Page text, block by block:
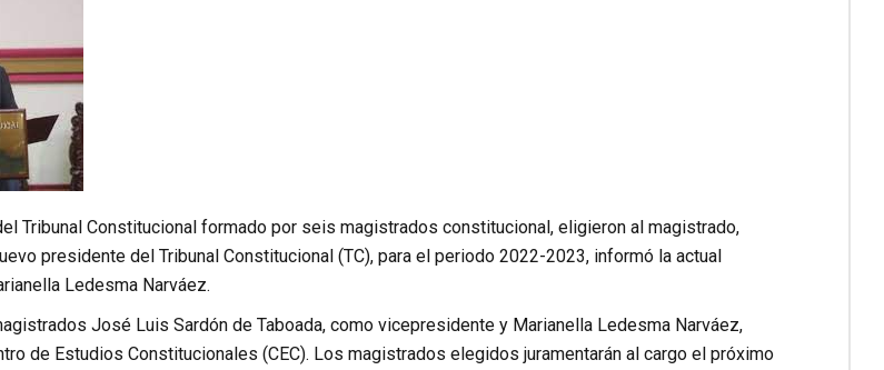
Tribunal Constitucional formado por seis magistrados constitucional, eligieron al magistrado,
presidente del Tribunal Constitucional (TC), para el periodo 2022-2023, informó la actual
Ledesma Narváez.
José Luis Sardón de Taboada, como vicepresidente y Marianella Ledesma Narváez,
de Estudios Constitucionales (CEC). Los magistrados elegidos juramentarán al cargo el próximo